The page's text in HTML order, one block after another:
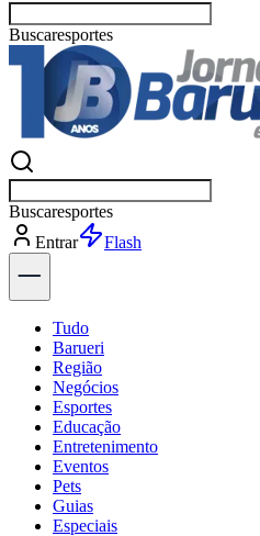
Buscarno
Buscarno
Entrar
Explorar
Tudo
Barueri
Região
Negócios
Esportes
Educação
Entretenimento
Eventos
Pets
Guias
Especiais